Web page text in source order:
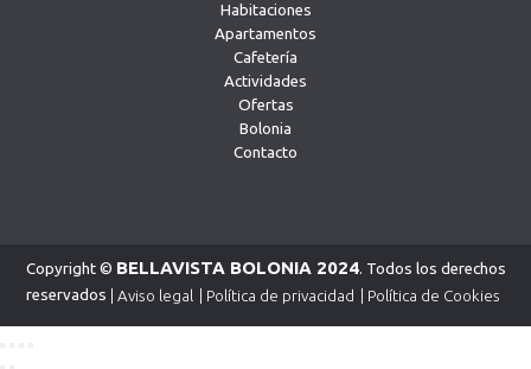
Habitaciones
Apartamentos
Cafetería
Actividades
Ofertas
Bolonia
Contacto
Copyright © BELLAVISTA BOLONIA 2024. Todos los derechos
reservados
Aviso legal Política de privacidad Política de Cookies